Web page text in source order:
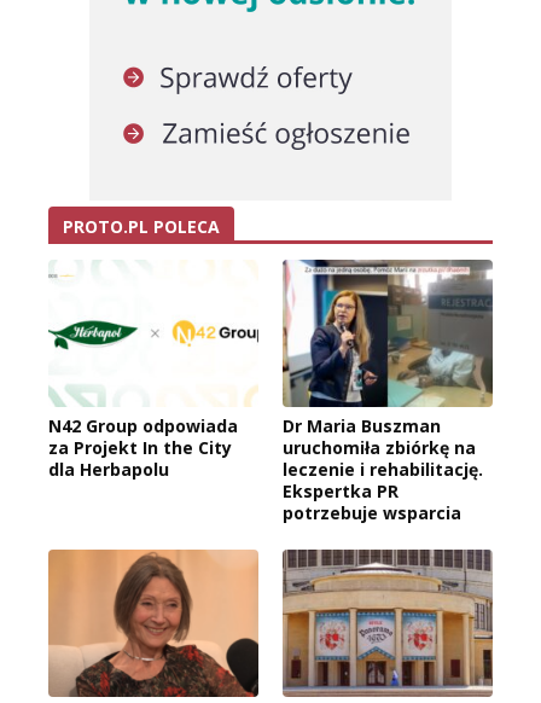
PROTO.PL POLECA
N42 Group odpowiada
za Projekt In the City
dla Herbapolu
Dr Maria Buszman
uruchomiła zbiórkę na
leczenie i rehabilitację.
Ekspertka PR
potrzebuje wsparcia